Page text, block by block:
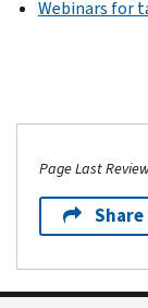
Webinars for
Page Last
Share